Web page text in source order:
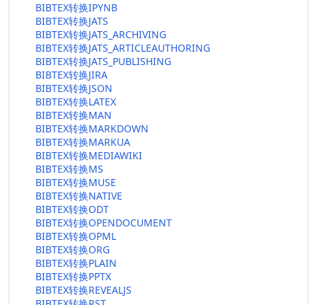
BIBTEX转换IPYNB
BIBTEX转换JATS
BIBTEX转换JATS_ARCHIVING
BIBTEX转换JATS_ARTICLEAUTHORING
BIBTEX转换JATS_PUBLISHING
BIBTEX转换JIRA
BIBTEX转换JSON
BIBTEX转换LATEX
BIBTEX转换MAN
BIBTEX转换MARKDOWN
BIBTEX转换MARKUA
BIBTEX转换MEDIAWIKI
BIBTEX转换MS
BIBTEX转换MUSE
BIBTEX转换NATIVE
BIBTEX转换ODT
BIBTEX转换OPENDOCUMENT
BIBTEX转换OPML
BIBTEX转换ORG
BIBTEX转换PLAIN
BIBTEX转换PPTX
BIBTEX转换REVEALJS